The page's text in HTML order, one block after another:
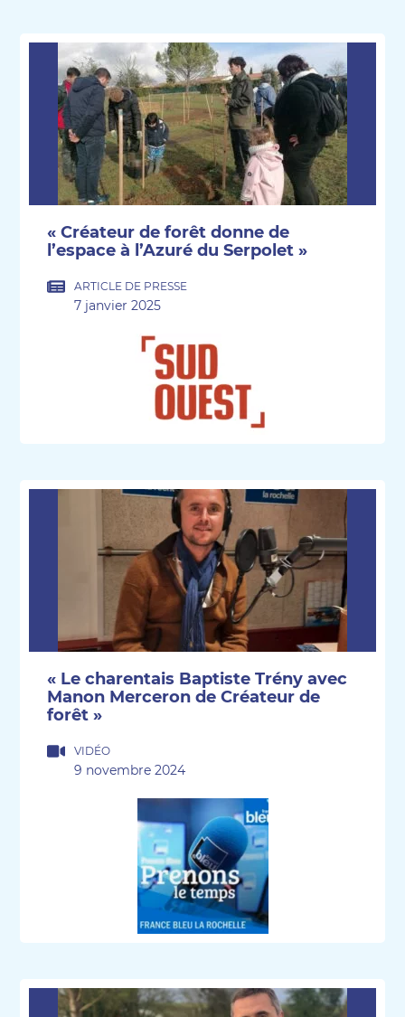
« Créateur de forêt donne de
l’espace à l’Azuré du Serpolet »
ARTICLE DE PRESSE
7 janvier 2025
« Le charentais Baptiste Trény avec
Manon Merceron de Créateur de
forêt »
VIDÉO
9 novembre 2024